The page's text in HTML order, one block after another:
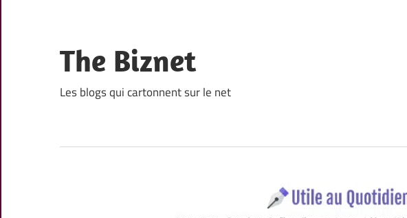
content
The Biznet
Les blogs qui cartonnent sur le net